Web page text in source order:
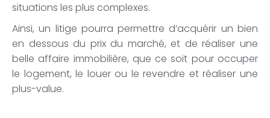
situations les plus complexes.
Ainsi, un litige pourra permettre d’acquérir un bien
en dessous du prix du marché, et de réaliser une
belle affaire immobilière, que ce soit pour occuper
le logement, le louer ou le revendre et réaliser une
plus-value.